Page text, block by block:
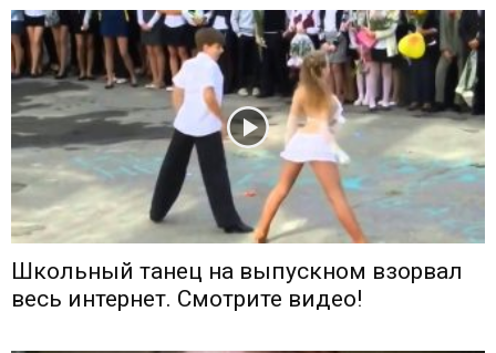
Школьный танец на выпускном взорвал
весь интернет. Смотрите видео!